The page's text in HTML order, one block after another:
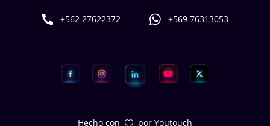
+562 27622372 +569 76313053
Hecho con por Youtouch